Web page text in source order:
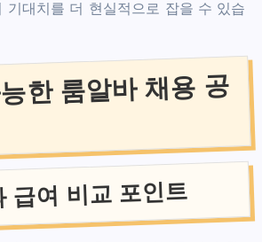
기대치를 더 현실적으로 잡을 수 있습
한 룸알바 채용 공
급여 비교 포인트